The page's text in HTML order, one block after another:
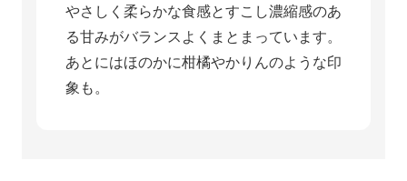
やさしく柔らかな食感とすこし濃縮感のあ
る甘みがバランスよくまとまっています。
あとにはほのかに柑橘やかりんのような印
象も。